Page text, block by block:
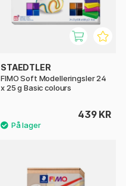
STAEDTLER
FIMO Soft Modelleringsler 24
x 25 g Basic colours
439 KR